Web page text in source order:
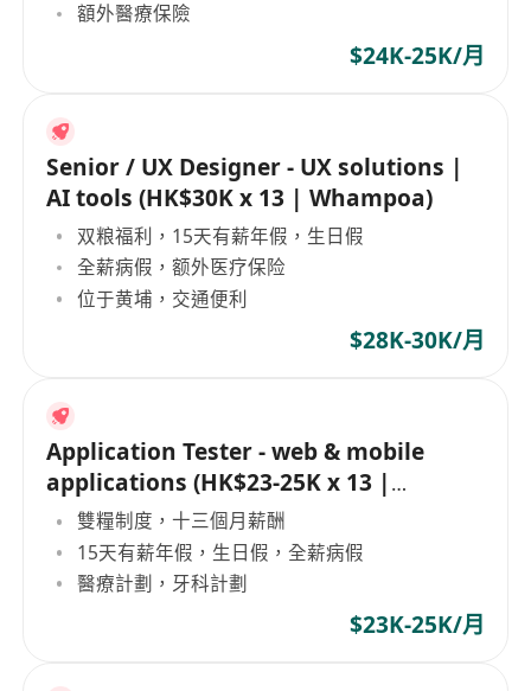
額外醫療保險
$24K-25K/月
Senior / UX Designer - UX solutions |
AI tools (HK$30K x 13 | Whampoa)
双粮福利，15天有薪年假，生日假
全薪病假，额外医疗保险
位于黄埔，交通便利
$28K-30K/月
Application Tester - web & mobile
applications (HK$23-25K x 13 |
Whampoa)
雙糧制度，十三個月薪酬
15天有薪年假，生日假，全薪病假
醫療計劃，牙科計劃
$23K-25K/月